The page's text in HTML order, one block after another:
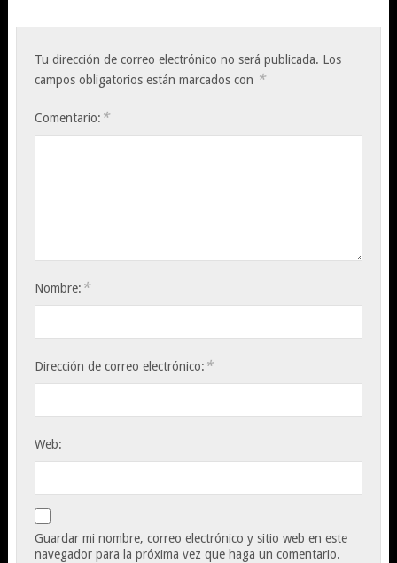
Tu dirección de correo electrónico no será publicada. Los
campos obligatorios están marcados con *
Comentario: *
Nombre: *
Dirección de correo electrónico: *
Web:
Guardar mi nombre, correo electrónico y sitio web en este
navegador para la próxima vez que haga un comentario.